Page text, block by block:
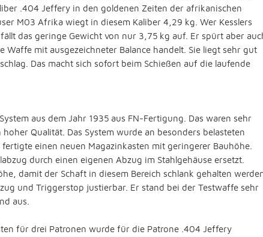
.404 Jeffery in den goldenen Zeiten der afrikanischen
M03 Afrika wiegt in diesem Kaliber 4,29 kg. Wer Kesslers
das geringe Gewicht von nur 3,75 kg auf. Er spürt aber
Waffe mit ausgezeichneter Balance handelt. Sie liegt sehr gut
Das macht sich sofort beim Schießen auf die laufende
aus dem Jahr 1935 aus FN-Fertigung. Das waren sehr
Qualität. Das System wurde an besonders belasteten
fertigte einen neuen Magazinkasten mit geringerer Bauhöhe.
durch einen eigenen Abzug im Stahlgehäuse ersetzt.
damit der Schaft in diesem Bereich schlank gehalten
und Triggerstop justierbar. Er stand bei der Testwaffe sehr
aus.
für drei Patronen wurde für die Patrone .404 Jeffery